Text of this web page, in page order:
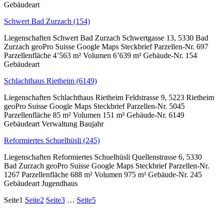
Gebäudeart
Schwert Bad Zurzach (154)
Liegenschaften Schwert Bad Zurzach Schwertgasse 13, 5330 Bad
Zurzach geoPro Suisse Google Maps Steckbrief Parzellen-Nr. 697
Parzellenfläche 4’563 m² Volumen 6’639 m³ Gebäude-Nr. 154
Gebäudeart
Schlachthaus Rietheim (6149)
Liegenschaften Schlachthaus Rietheim Feldstrasse 9, 5223 Rietheim
geoPro Suisse Google Maps Steckbrief Parzellen-Nr. 5045
Parzellenfläche 85 m² Volumen 151 m³ Gebäude-Nr. 6149
Gebäudeart Verwaltung Baujahr
Reformiertes Schuelhüsli (245)
Liegenschaften Reformiertes Schuelhüsli Quellenstrasse 6, 5330
Bad Zurzach geoPro Suisse Google Maps Steckbrief Parzellen-Nr.
1267 Parzellenfläche 688 m² Volumen 975 m³ Gebäude-Nr. 245
Gebäudeart Jugendhaus
Seite1 Seite2 Seite3 … Seite5